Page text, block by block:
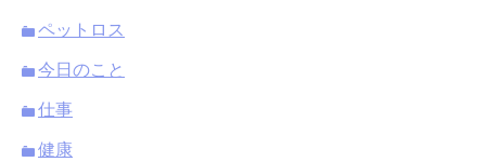
ペットロス
今日のこと
仕事
健康